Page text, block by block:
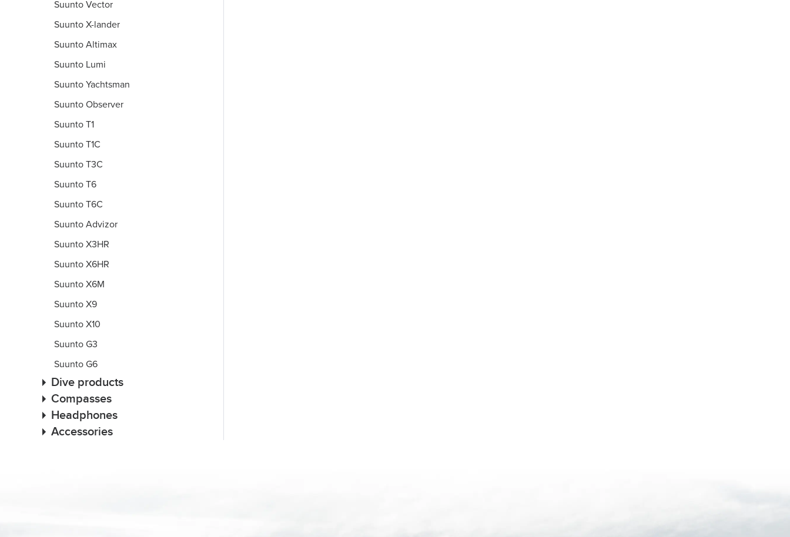
Suunto Vector
Suunto X-lander
Suunto Altimax
Suunto Lumi
Suunto Yachtsman
Suunto Observer
Suunto T1
Suunto T1C
Suunto T3C
Suunto T6
Suunto T6C
Suunto Advizor
Suunto X3HR
Suunto X6HR
Suunto X6M
Suunto X9
Suunto X10
Suunto G3
Suunto G6
Dive products
Compasses
Headphones
Accessories